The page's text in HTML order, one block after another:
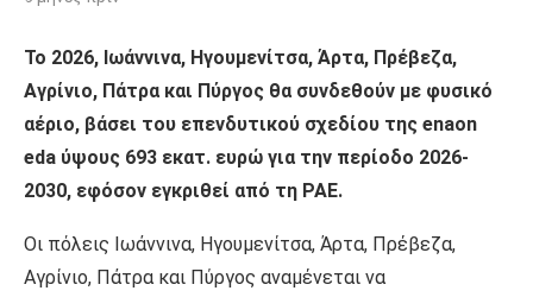
Το 2026, Ιωάννινα, Ηγουμενίτσα, Άρτα, Πρέβεζα,
Αγρίνιο, Πάτρα και Πύργος θα συνδεθούν με φυσικό
αέριο, βάσει του επενδυτικού σχεδίου της enaon
eda ύψους 693 εκατ. ευρώ για την περίοδο 2026-
2030, εφόσον εγκριθεί από τη ΡΑΕ.
Οι πόλεις Ιωάννινα, Ηγουμενίτσα, Άρτα, Πρέβεζα,
Αγρίνιο, Πάτρα και Πύργος αναμένεται να